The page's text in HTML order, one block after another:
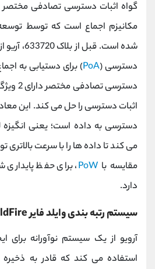
مکانیزم اجماع است که توسط
دسترسی (PoA) برای دستیابی به
اثبات دسترسی را حل می کند. این
دسترسی به داده است؛ یعنی انگیزه
می کند تا داده ها را با سرعت بالاتری
مقایسه با PoW، برای حفظ پایداری
دارد.
سیستم رتبه بندی وایلد فایر WildFire
آرویو از یک سیستم نوآورانه برای
استفاده می کند که قادر به